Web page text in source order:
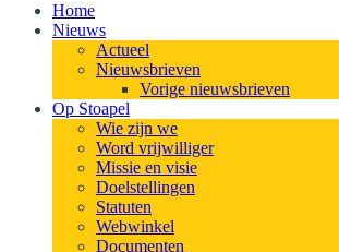
Home
Nieuws
Actueel
Nieuwsbrieven
Vorige nieuwsbrieven
Op Stoapel
Wie zijn we
Word vrijwilliger
Missie en visie
Doelstellingen
Statuten
Webwinkel
Documenten